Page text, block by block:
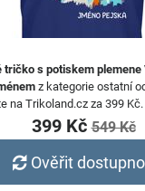
tričko s potiskem
z kategorie ostatní
na Trikoland.cz za 399 Kč.
399 Kč549 Kč
Ověřit